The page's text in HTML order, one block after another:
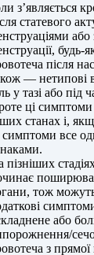
з’являється
статевого
або
будь-
після
— нетипові
у тазі або під
ці
станах і,
симптоми все
пізніших
тож
або
з